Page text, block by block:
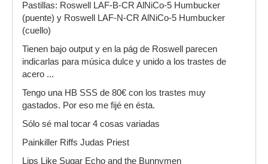
Pastillas: Roswell LAF-B-CR AlNiCo-5 Humbucker
(puente) y Roswell LAF-N-CR AlNiCo-5 Humbucker
(cuello)
Tienen bajo output y en la pág de Roswell parecen
indicarlas para música dulce y unido a los trastes de
acero ...
Tengo una HB SSS de 80€ con los trastes muy
gastados. Por eso me fijé en ésta.
Sólo sé mal tocar 4 cosas variadas
Painkiller Riffs Judas Priest
Lips Like Sugar Echo and the Bunnymen